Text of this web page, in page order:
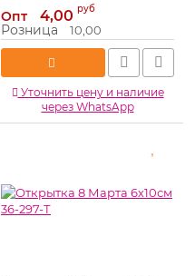
Артикул: 879453
Опт 4,00 руб
Розница 10,00
Уточнить цену и наличие
через WhatsApp